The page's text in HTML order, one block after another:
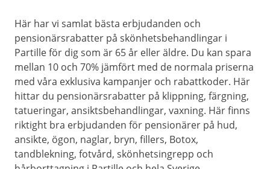
Här har vi samlat bästa erbjudanden och
pensionärsrabatter på skönhetsbehandlingar i
Partille för dig som är 65 år eller äldre. Du kan spara
mellan 10 och 70% jämfört med de normala priserna
med våra exklusiva kampanjer och rabattkoder. Här
hittar du pensionärsrabatter på klippning, färgning,
tatueringar, ansiktsbehandlingar, vaxning. Här finns
riktight bra erbjudanden för pensionärer på hud,
ansikte, ögon, naglar, bryn, fillers, Botox,
tandblekning, fotvård, skönhetsingrepp och